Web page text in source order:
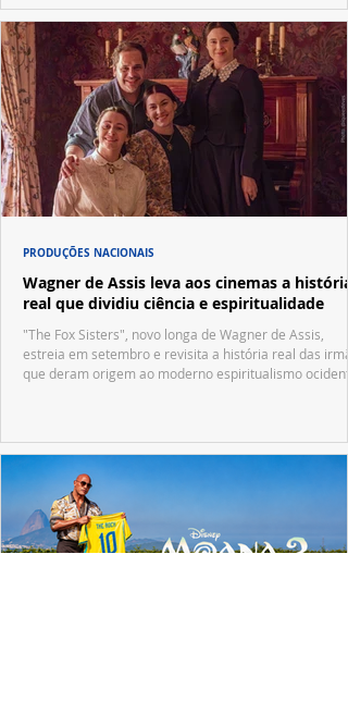
Wagner de Assis leva aos cinemas a história
real que dividiu ciência e espiritualidade
"The Fox Sisters", novo longa de Wagner de Assis,
estreia em setembro e revisita a história real das
que deram origem ao moderno espiritualismo
PRODUÇÕES NACIONAIS